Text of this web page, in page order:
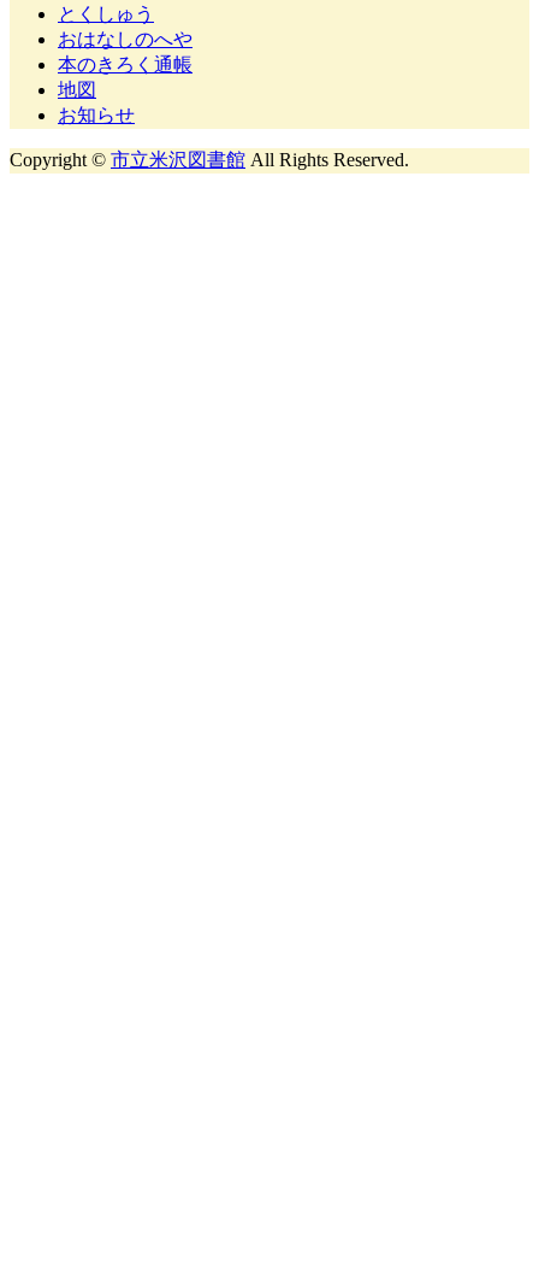
とくしゅう
おはなしのへや
本のきろく通帳
地図
お知らせ
Copyright © 市立米沢図書館 All Rights Reserved.